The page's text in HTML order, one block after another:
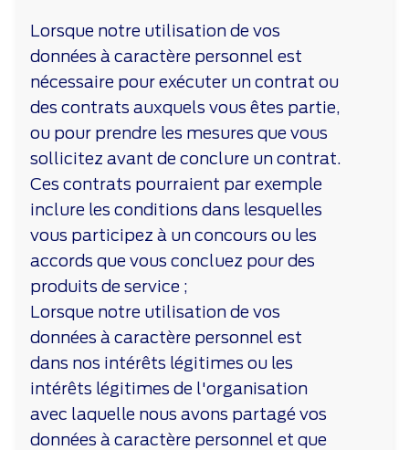
Lorsque notre utilisation de vos
données à caractère personnel est
nécessaire pour exécuter un contrat ou
des contrats auxquels vous êtes partie,
ou pour prendre les mesures que vous
sollicitez avant de conclure un contrat.
Ces contrats pourraient par exemple
inclure les conditions dans lesquelles
vous participez à un concours ou les
accords que vous concluez pour des
produits de service ;
Lorsque notre utilisation de vos
données à caractère personnel est
dans nos intérêts légitimes ou les
intérêts légitimes de l'organisation
avec laquelle nous avons partagé vos
données à caractère personnel et que